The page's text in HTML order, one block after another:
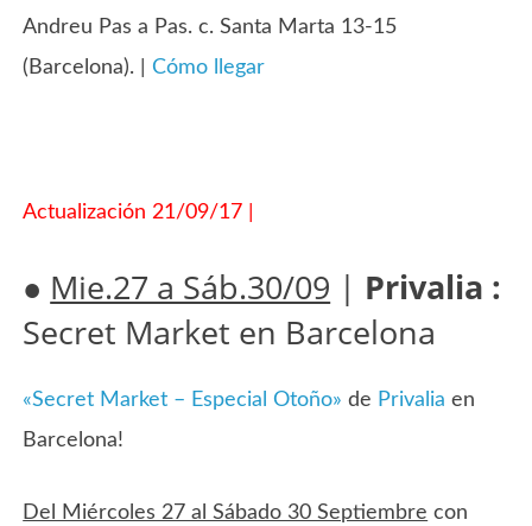
Andreu Pas a Pas. c. Santa Marta 13-15
(Barcelona). |Cómo llegar
Actualización 21/09/17 |
● Mie.27 a Sáb.30/09 | Privalia :
Secret Market en Barcelona
«Secret Market – Especial Otoño» de Privalia en
Barcelona!
Del Miércoles 27 al Sábado 30 Septiembre con